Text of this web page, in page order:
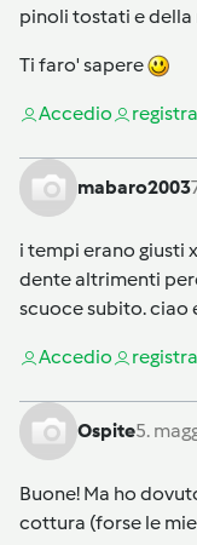
pinoli tostati e della
Ti faro' sapere
Accedio
mabaro2003
i tempi erano giusti
dente altrimenti
scuoce subito. ciao
Accedio
Ospite5.
Buone! Ma ho
cottura (forse le